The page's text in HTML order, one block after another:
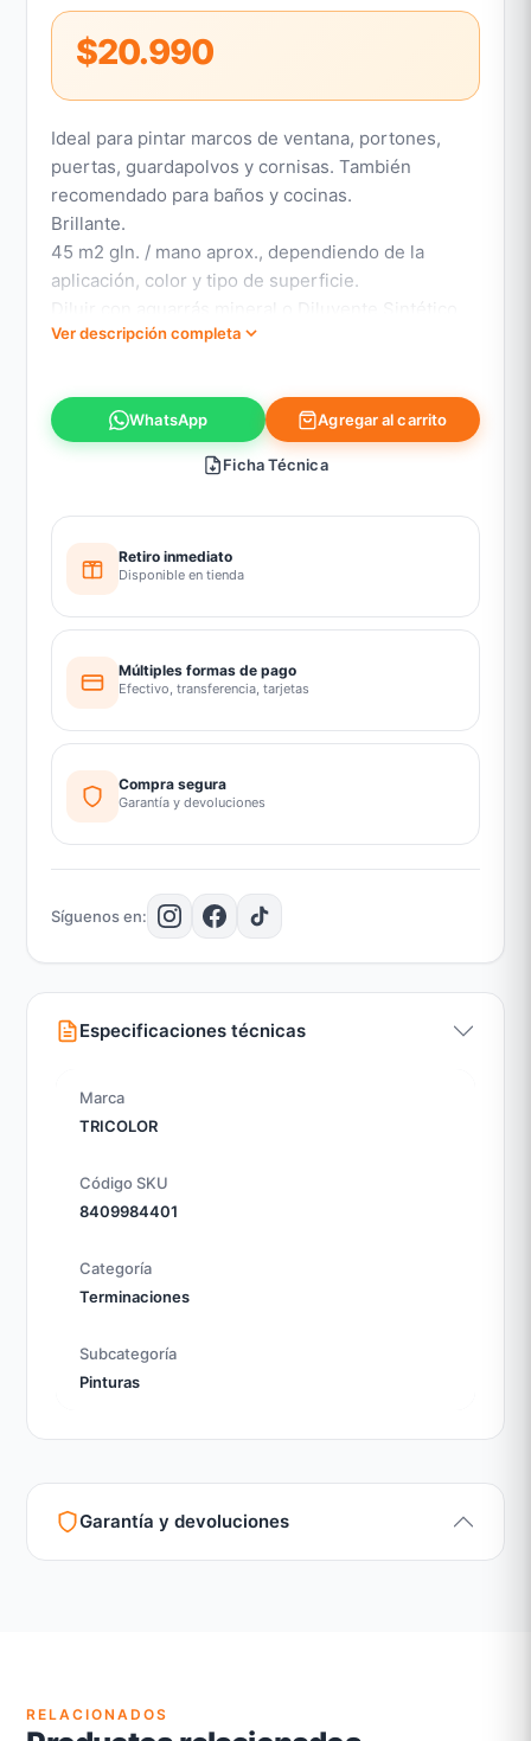
Especificaciones técnicas
Marca
TRICOLOR
Código SKU
8409984401
Categoría
Terminaciones
Subcategoría
Pinturas
Garantía y devoluciones
$20.990
Ideal para pintar marcos de ventana, portones,
puertas, guardapolvos y cornisas. También
recomendado para baños y cocinas.
Brillante.
45 m2 gln. / mano aprox., dependiendo de la
aplicación, color y tipo de superficie.
Tricolor.
después de 12 a 14 hrs. dependiendo de las
condiciones climáticas.
Perfecto para el pintado de exteriores e interiores
por su excelente resistencia a la intemperie y gran
Ver descripción completa
WhatsApp Agregar al carrito
Ficha Técnica
Retiro inmediato
Disponible en tienda
Múltiples formas de pago
Efectivo, transferencia, tarjetas
Compra segura
Garantía y devoluciones
Síguenos en:
RELACIONADOS